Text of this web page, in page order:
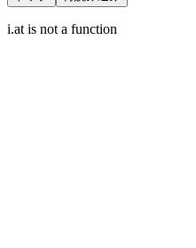
i.at is not a function